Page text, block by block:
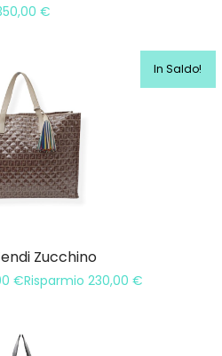
€
In Saldo!
Zucchino
€Risparmio 230,00 €